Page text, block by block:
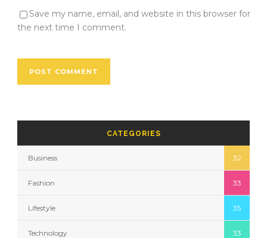
Save my name, email, and website in this browser for
the next time I comment.
CATEGORIES
Business 32
Fashion 33
Lifestyle 35
Technology 33